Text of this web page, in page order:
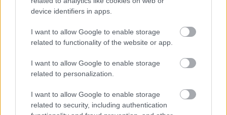
device identifiers in apps.
I want to allow Google to enable storage
related to functionality of the website or app.
I want to allow Google to enable storage
related to personalization.
I want to allow Google to enable storage
related to security, including authentication
Warnernél. Elképesztő, de mindent számítógéppel
rajzoltak, ám ez annyira élethű, hogy olyan, mintha
stop-motion technikával mozognának a figurák.
Építő Mesterek a valóságban is léteznek, ők azok az
emberek, akik megtervezik a szetteket és akik a
Lego-szobrokat készítik. Az Emmet és Vadóc által
látott számok a kis elemek igazi azonosító számai.
Vitruvius egy római építész-író volt az i.e. I.
században. A figura kezében látható varázsbot egy
félig megevett, összerágott nyalóka. Lord Biznisz